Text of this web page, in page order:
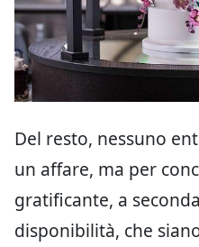
Del resto, nessuno
un affare, ma per
gratificante, a
disponibilità, che